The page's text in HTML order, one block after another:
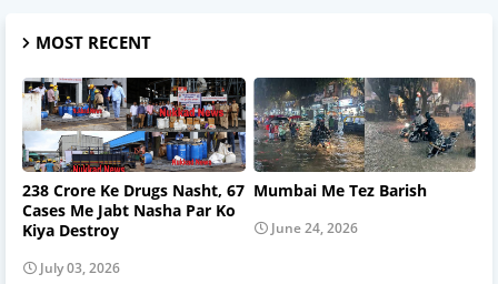
MOST RECENT
238 Crore Ke Drugs Nasht, 67
Cases Me Jabt Nasha Par Ko
Kiya Destroy
July 03, 2026
Mumbai Me Tez Barish
June 24, 2026